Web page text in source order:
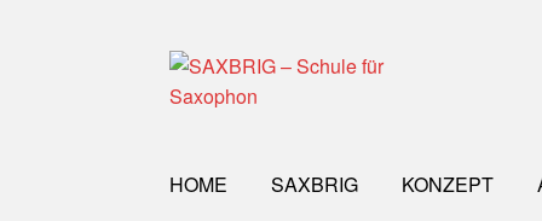
Zur
Navigation
Zum
Inhalt
HOME SAXBRIG KONZEPT